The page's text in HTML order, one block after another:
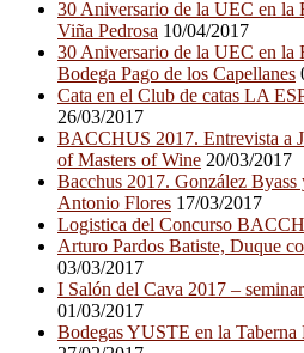
30 Aniversario de la UEC en la
Viña Pedrosa 10/04/2017
30 Aniversario de la UEC en la
Bodega Pago de los Capellanes
Cata en el Club de catas LA
26/03/2017
BACCHUS 2017. Entrevista a
of Masters of Wine 20/03/2017
Bacchus 2017. González Byass
Antonio Flores 17/03/2017
Logistica del Concurso
Arturo Pardos Batiste, Duque
03/03/2017
I Salón del Cava 2017 –
01/03/2017
Bodegas YUSTE en la